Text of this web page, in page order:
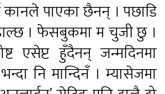
कानले पाएका छैनन् । पछाडि
। फेसबुकमा म चुजी छु ।
एसेप्ट हुँदैनन् जन्मदिनमा
नि मान्दिनँ । म्यासेजमा